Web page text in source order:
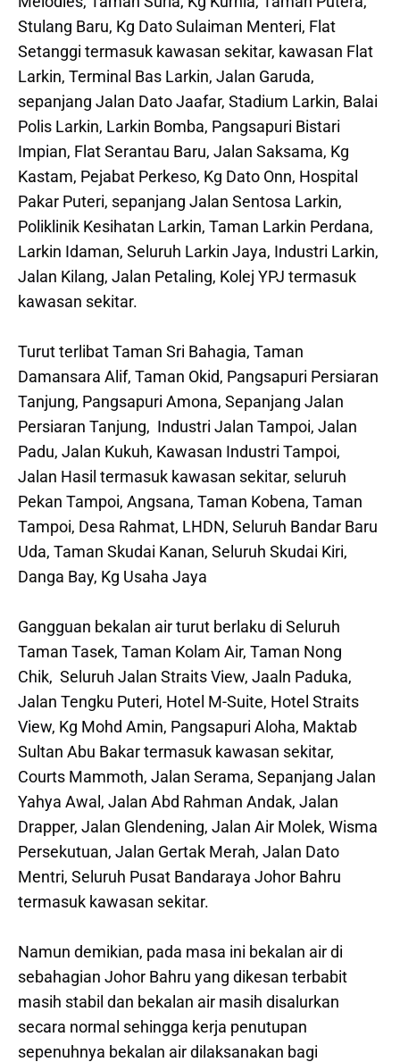
Stulang Baru, Kg Dato Sulaiman Menteri, Flat
Setanggi termasuk kawasan sekitar, kawasan Flat
Larkin, Terminal Bas Larkin, Jalan Garuda,
sepanjang Jalan Dato Jaafar, Stadium Larkin, Balai
Polis Larkin, Larkin Bomba, Pangsapuri Bistari
Impian, Flat Serantau Baru, Jalan Saksama, Kg
Kastam, Pejabat Perkeso, Kg Dato Onn, Hospital
Pakar Puteri, sepanjang Jalan Sentosa Larkin,
Poliklinik Kesihatan Larkin, Taman Larkin Perdana,
Larkin Idaman, Seluruh Larkin Jaya, Industri Larkin,
Jalan Kilang, Jalan Petaling, Kolej YPJ termasuk
kawasan sekitar.
Turut terlibat Taman Sri Bahagia, Taman
Damansara Alif, Taman Okid, Pangsapuri Persiaran
Tanjung, Pangsapuri Amona, Sepanjang Jalan
Persiaran Tanjung, Industri Jalan Tampoi, Jalan
Padu, Jalan Kukuh, Kawasan Industri Tampoi,
Jalan Hasil termasuk kawasan sekitar, seluruh
Pekan Tampoi, Angsana, Taman Kobena, Taman
Tampoi, Desa Rahmat, LHDN, Seluruh Bandar Baru
Uda, Taman Skudai Kanan, Seluruh Skudai Kiri,
Danga Bay, Kg Usaha Jaya
Gangguan bekalan air turut berlaku di Seluruh
Taman Tasek, Taman Kolam Air, Taman Nong
Chik, Seluruh Jalan Straits View, Jaaln Paduka,
Jalan Tengku Puteri, Hotel M-Suite, Hotel Straits
View, Kg Mohd Amin, Pangsapuri Aloha, Maktab
Sultan Abu Bakar termasuk kawasan sekitar,
Courts Mammoth, Jalan Serama, Sepanjang Jalan
Yahya Awal, Jalan Abd Rahman Andak, Jalan
Drapper, Jalan Glendening, Jalan Air Molek, Wisma
Persekutuan, Jalan Gertak Merah, Jalan Dato
Mentri, Seluruh Pusat Bandaraya Johor Bahru
termasuk kawasan sekitar.
Namun demikian, pada masa ini bekalan air di
sebahagian Johor Bahru yang dikesan terbabit
masih stabil dan bekalan air masih disalurkan
secara normal sehingga kerja penutupan
sepenuhnya bekalan air dilaksanakan bagi